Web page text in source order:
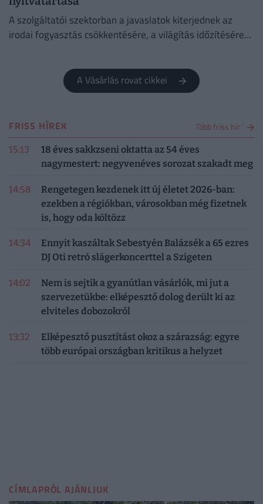
A szolgáltatói szektorban a javaslatok kiterjednek az
irodai fogyasztás csökkentésére, a világítás időzítésére
A Vásárlás rovat cikkei
FRISS HÍREK Több friss hír
15:13
18 éves sakkzseni oktatta az 54 éves
nagymestert: negyvenéves sorozat szakadt meg
14:58
Rengetegen kezdenek itt új életet 2026-ban:
ezekben a régiókban, városokban még fizetnek
is, hogy oda költözz
14:34
Ennyit kaszáltak Sebestyén Balázsék a 65 ezres
DJ Oti retró slágerkoncerttel a Szigeten
14:02
Nem is sejtik a gyanútlan vásárlók, mi jut a
szervezetükbe: elképesztő dolog derült ki az
elviteles dobozokról
13:32
Elképesztő pusztítást okoz a szárazság: egyre
több európai országban kritikus a helyzet
CÍMLAPRÓL AJÁNLJUK